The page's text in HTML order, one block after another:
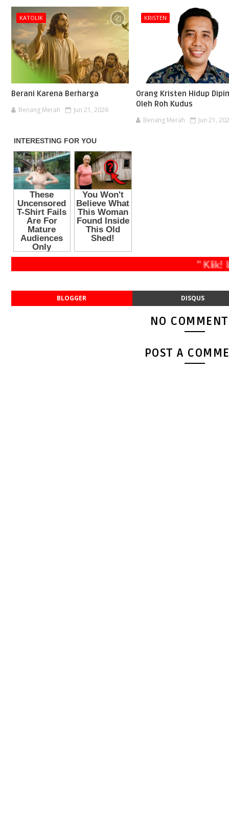
KATOLIK
Berani Karena Berharga
Benang Merah Jun 21, 2026
KRISTEN
Orang Kristen Hidup
Oleh Roh Kudus
Benang Merah Jun 21,
" Klik!
BLOGGER DISQUS
NO
POST A